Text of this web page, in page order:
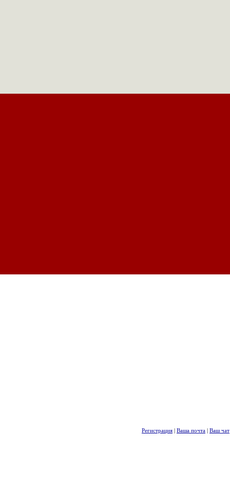
Регистрация | Ваша почта | Ваш чат